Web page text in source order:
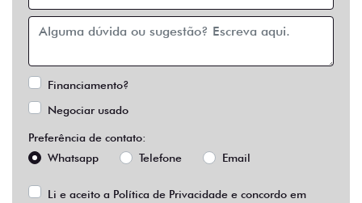
Financiamento?
Negociar usado
Preferência de contato:
Whatsapp
Telefone Email
Li e aceito a Política de Privacidade e concordo em